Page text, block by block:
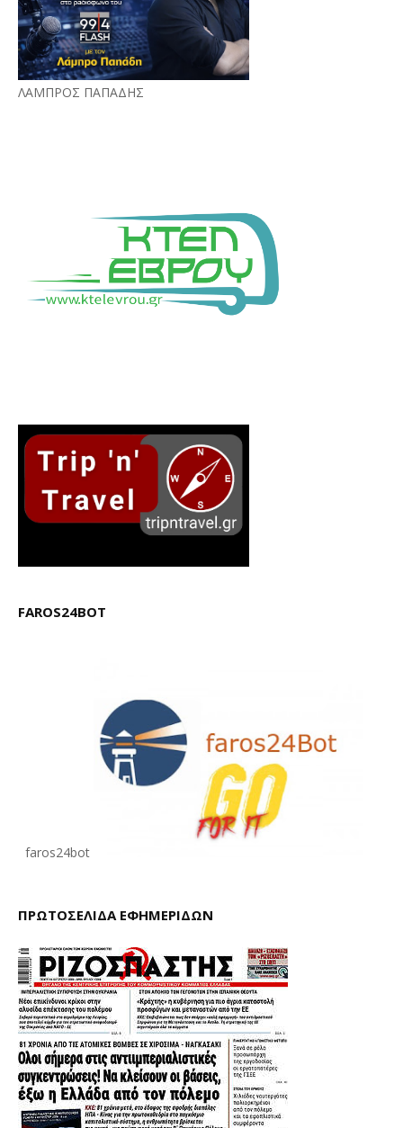
ΛΑΜΠΡΟΣ ΠΑΠΑΔΗΣ
FAROS24BOT
faros24bot
ΠΡΩΤΟΣΕΛΙΔΑ ΕΦΗΜΕΡΙΔΩΝ